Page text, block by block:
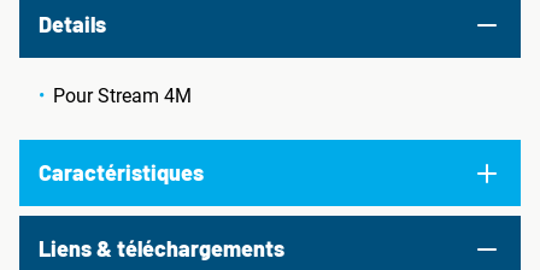
Details
Pour Stream 4M
Caractéristiques
Liens & téléchargements